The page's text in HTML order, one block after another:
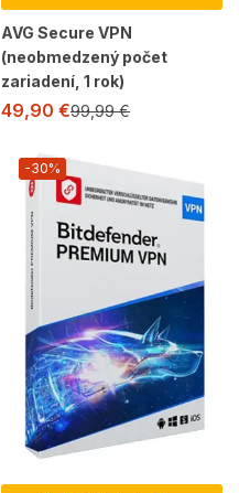
AVG Secure VPN
(neobmedzený počet
zariadení, 1 rok)
49,90 €99,99€
-30%